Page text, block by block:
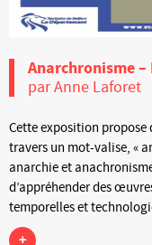
Anarchronisme
par Anne Laforet
Cette exposition
travers un mot-valise, «
anarchie et
d’appréhender des
temporelles et
+